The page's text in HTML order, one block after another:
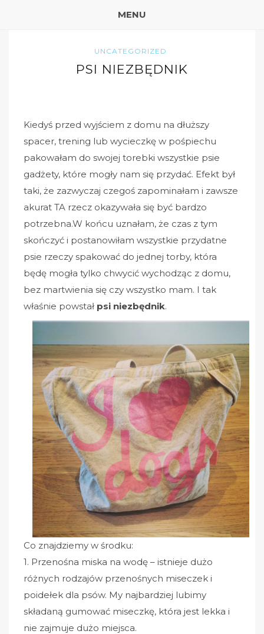
MENU
UNCATEGORIZED
PSI NIEZBĘDNIK
Kiedyś przed wyjściem z domu na dłuższy
spacer, trening lub wycieczkę w pośpiechu
pakowałam do swojej torebki wszystkie psie
gadżety, które mogły nam się przydać. Efekt był
taki, że zazwyczaj czegoś zapominałam i zawsze
akurat TA rzecz okazywała się być bardzo
potrzebna.W końcu uznałam, że czas z tym
skończyć i postanowiłam wszystkie przydatne
psie rzeczy spakować do jednej torby, która
będę mogła tylko chwycić wychodząc z domu,
bez martwienia się czy wszystko mam. I tak
właśnie powstał psi niezbędnik.
Co znajdziemy w środku:
1. Przenośna miska na wodę – istnieje dużo
różnych rodzajów przenośnych miseczek i
poidełek dla psów. My najbardziej lubimy
składaną gumować miseczkę, która jest lekka i
nie zajmuje dużo miejsca.